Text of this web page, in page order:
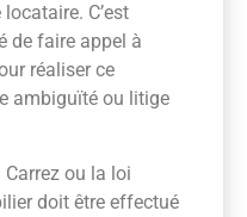
C’est
de faire appel à
réaliser ce
ambiguïté ou litige
ou la loi
doit être effectué